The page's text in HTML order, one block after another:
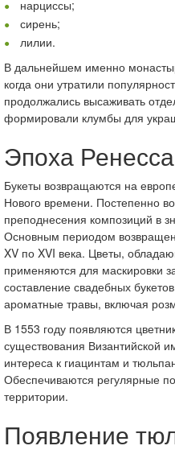
нарциссы;
сирень;
лилии.
В дальнейшем именно
когда они утратили
продолжались высаживать
формировали клумбы для
Эпоха
Букеты возвращаются на
Нового времени. Постепенно
преподнесения композиций в
Основным периодом
XV по XVI века. Цветы,
применяются для маскировки
составление свадебных
ароматные травы, включая
В 1553 году появляются
существования Византийской
интереса к гиацинтам и
Обеспечиваются регулярные
территории.
Появление